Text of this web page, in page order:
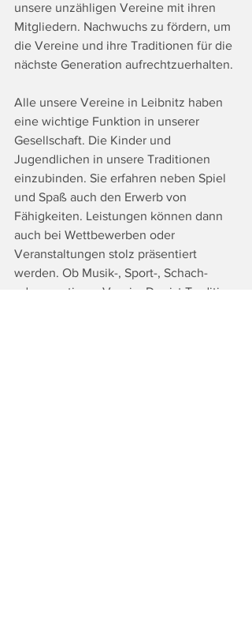
unsere unzähligen Vereine mit ihren
Mitgliedern. Nachwuchs zu fördern, um
die Vereine und ihre Traditionen für die
nächste Generation aufrechtzuerhalten.
Alle unsere Vereine in Leibnitz haben
eine wichtige Funktion in unserer
Gesellschaft. Die Kinder und
Jugendlichen in unsere Traditionen
einzubinden. Sie erfahren neben Spiel
und Spaß auch den Erwerb von
Fähigkeiten. Leistungen können dann
auch bei Wettbewerben oder
Veranstaltungen stolz präsentiert
werden. Ob Musik-, Sport-, Schach-
oder sonstigem Verein. Das ist Tradition